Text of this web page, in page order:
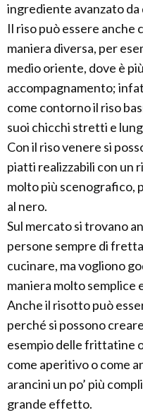
ingrediente avanzato
Il riso può essere anche
maniera diversa, per
medio oriente, dove è
accompagnamento;
come contorno il riso
suoi chicchi stretti e
Con il riso venere si
piatti realizzabili con un
molto più scenografico,
al nero.
Sul mercato si trovano
persone sempre di
cucinare, ma vogliono
maniera molto semplice
Anche il risotto può
perché si possono
esempio delle frittatine
come aperitivo o come
arancini un po’ più
grande effetto.